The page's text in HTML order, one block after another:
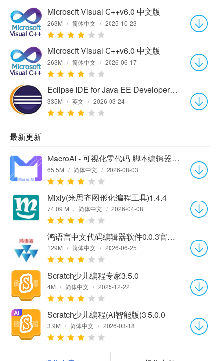
Microsoft Visual C++v6.0 中文版
263M / 简体中文 / 2025-10-23
Microsoft Visual C++v6.0 中文版
263M / 简体中文 / 2026-06-17
Eclipse IDE for Java EE Developers (64-bit)4.8 官方版
335M / 英文 / 2026-03-24
最新更新
MacroAI - 可视化零代码 脚本编辑器Win1.3.11 官方版
65.5M / 简体中文 / 2026-08-03
Mixly(米思齐图形化编程工具)1.4.4
74.09 M / 简体中文 / 2026-04-08
鸿语言中文代码编辑器软件0.0.3官方版
129M / 简体中文 / 2026-06-25
Scratch少儿编程专家3.5.0
4M / 简体中文 / 2025-12-22
Scratch少儿编程(AI智能版)3.5.0.0
3.9M / 简体中文 / 2026-03-18